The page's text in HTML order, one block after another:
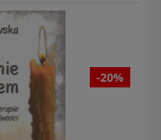
-20%